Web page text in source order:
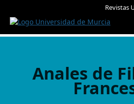
Revistas
Anales de